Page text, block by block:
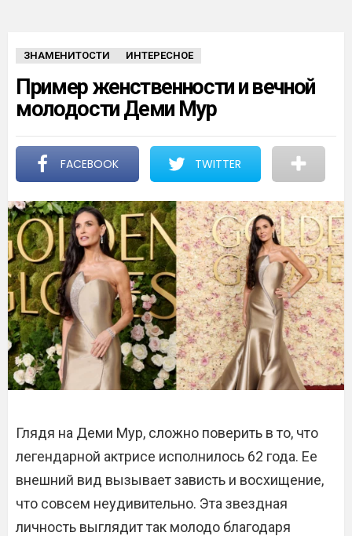
ЗНАМЕНИТОСТИ ИНТЕРЕСНОЕ
Пример женственности и вечной
молодости Деми Мур
FACEBOOK TWITTER
Глядя на Деми Мур, сложно поверить в то, что
легендарной актрисе исполнилось 62 года. Ее
внешний вид вызывает зависть и восхищение,
что совсем неудивительно. Эта звездная
личность выглядит так молодо благодаря